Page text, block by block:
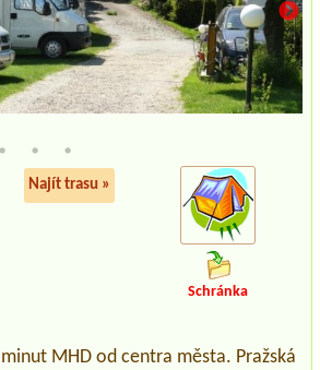
Najít trasu »
Schránka
MHD od centra města. Pražská